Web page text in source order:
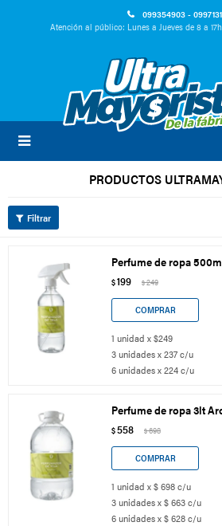
099354903 -
Atención al público: Lunes a Jueves de 8 a

PRODUCTOS
Perfume de ropa
$199 $249
1 unidad x $249
3 unidades x 237 c/u
6 unidades x 224 c/u
Perfume de ropa 3lt
$558 $698
1 unidad x $ 698 c/u
3 unidades x $ 663 c/u
6 unidades x $ 628 c/u